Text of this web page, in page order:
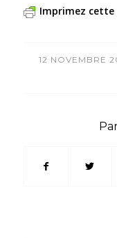
Imprimez
12 NOVEMBRE
/